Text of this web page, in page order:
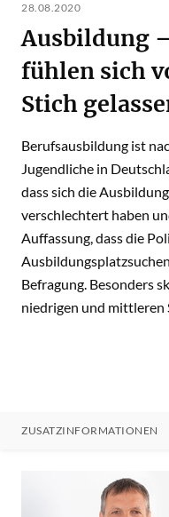
28.08.2020
Ausbildung
fühlen sich
Stich
Berufsausbildung ist
Jugendliche in
dass sich die
verschlechtert haben
Auffassung, dass die
Befragung. Besonders
niedrigen und mittleren
ZUSATZINFORMATIONEN